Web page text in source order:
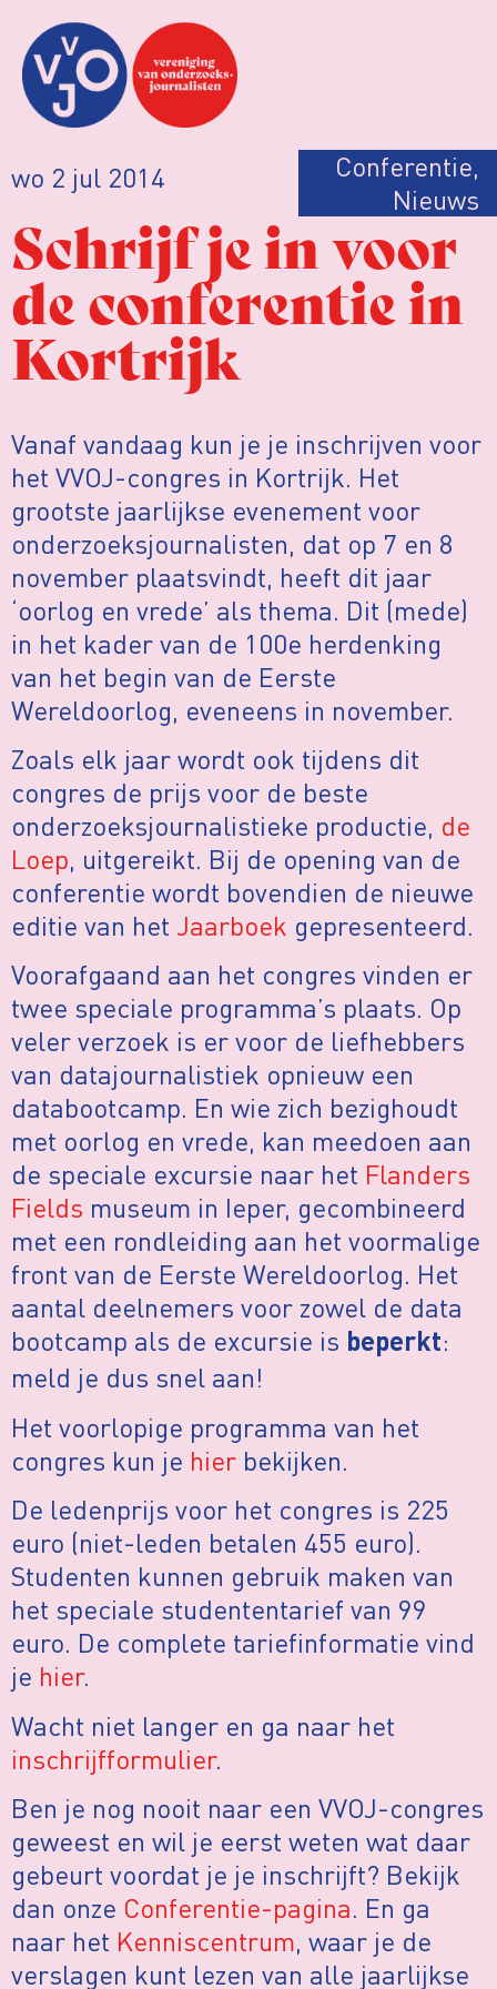
wo 2 jul 2014 Conferentie,
Nieuws
Schrijf je in voor
de conferentie in
Kortrijk
Vanaf vandaag kun je je inschrijven voor
het VVOJ-congres in Kortrijk. Het
grootste jaarlijkse evenement voor
onderzoeksjournalisten, dat op 7 en 8
november plaatsvindt, heeft dit jaar
‘oorlog en vrede’ als thema. Dit (mede)
in het kader van de 100e herdenking
van het begin van de Eerste
Wereldoorlog, eveneens in november.
Zoals elk jaar wordt ook tijdens dit
congres de prijs voor de beste
onderzoeksjournalistieke productie, de
Loep, uitgereikt. Bij de opening van de
conferentie wordt bovendien de nieuwe
editie van het Jaarboek gepresenteerd.
Voorafgaand aan het congres vinden er
twee speciale programma’s plaats. Op
veler verzoek is er voor de liefhebbers
van datajournalistiek opnieuw een
databootcamp. En wie zich bezighoudt
met oorlog en vrede, kan meedoen aan
de speciale excursie naar het Flanders
Fields museum in Ieper, gecombineerd
met een rondleiding aan het voormalige
front van de Eerste Wereldoorlog. Het
aantal deelnemers voor zowel de data
bootcamp als de excursie is beperkt:
meld je dus snel aan!
Het voorlopige programma van het
congres kun je hier bekijken.
De ledenprijs voor het congres is 225
euro (niet-leden betalen 455 euro).
Studenten kunnen gebruik maken van
het speciale studententarief van 99
euro. De complete tariefinformatie vind
je hier.
Wacht niet langer en ga naar het
inschrijfformulier.
Ben je nog nooit naar een VVOJ-congres
geweest en wil je eerst weten wat daar
gebeurt voordat je je inschrijft? Bekijk
dan onze Conferentie-pagina. En ga
naar het Kenniscentrum, waar je de
verslagen kunt lezen van alle jaarlijkse